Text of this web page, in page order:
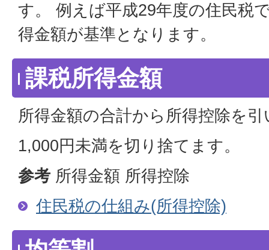
す。 例えば平成29年度の住民税
得金額が基準となります。
課税所得金額
所得金額の合計から所得控除を
1,000円未満を切り捨てます。
参考 所得金額 所得控除
住民税の仕組み(所得控除)